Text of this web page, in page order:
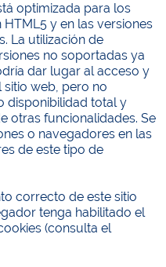
optimizada para los
y en las versiones
La utilización de
no soportadas ya
dar lugar al acceso y
web, pero no
disponibilidad total y
otras funcionalidades. Se
o navegadores en las
de este tipo de
correcto de este sitio
tenga habilitado el
(consulta el